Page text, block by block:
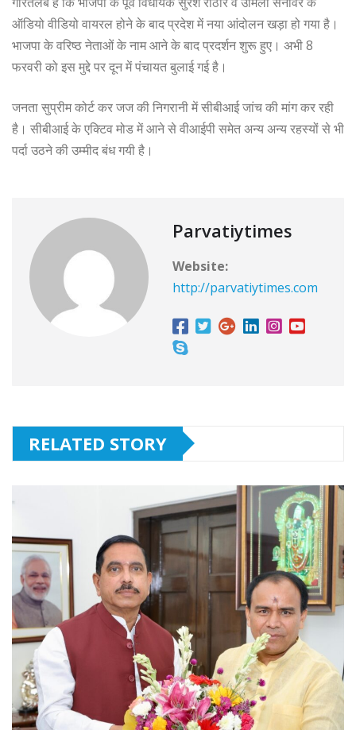
ऑडियो वीडियो वायरल होने के बाद प्रदेश में नया आंदोलन खड़ा हो गया है।
भाजपा के वरिष्ठ नेताओं के नाम आने के बाद प्रदर्शन शुरू हुए। अभी 8
फरवरी को इस मुद्दे पर दून में पंचायत बुलाई गई है।
जनता सुप्रीम कोर्ट कर जज की निगरानी में सीबीआई जांच की मांग कर रही
है। सीबीआई के एक्टिव मोड में आने से वीआईपी समेत अन्य अन्य रहस्यों से भी
पर्दा उठने की उम्मीद बंध गयी है।
Parvatiytimes
Website:
http://parvatiytimes.com
RELATED STORY